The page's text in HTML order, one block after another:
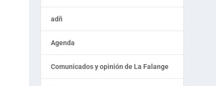
adñ
Agenda
Comunicados y opinión de La Falange